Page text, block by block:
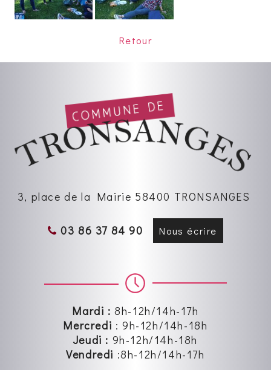
Retour
3, place de la Mairie 58400 TRONSANGES
03 86 37 84 90 Nous écrire
Mardi : 8h-12h/14h-17h
Mercredi :9h-12h/14h-18h
Jeudi : 9h-12h/14h-18h
Vendredi :8h-12h/14h-17h